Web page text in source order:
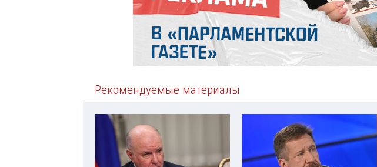
Рекомендуемые материалы